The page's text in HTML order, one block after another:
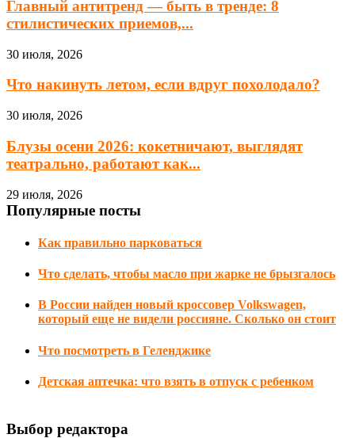
Главный антитренд — быть в тренде: 8
стилистических приемов,...
30 июля, 2026
Что накинуть летом, если вдруг похолодало?
30 июля, 2026
Блузы осени 2026: кокетничают, выглядят
театрально, работают как...
29 июля, 2026
Популярные посты
Как правильно парковаться
Что сделать, чтобы масло при жарке не брызгалось
В России найден новый кроссовер Volkswagen,
который еще не видели россияне. Сколько он стоит
Что посмотреть в Геленджике
Детская аптечка: что взять в отпуск с ребенком
Выбор редактора